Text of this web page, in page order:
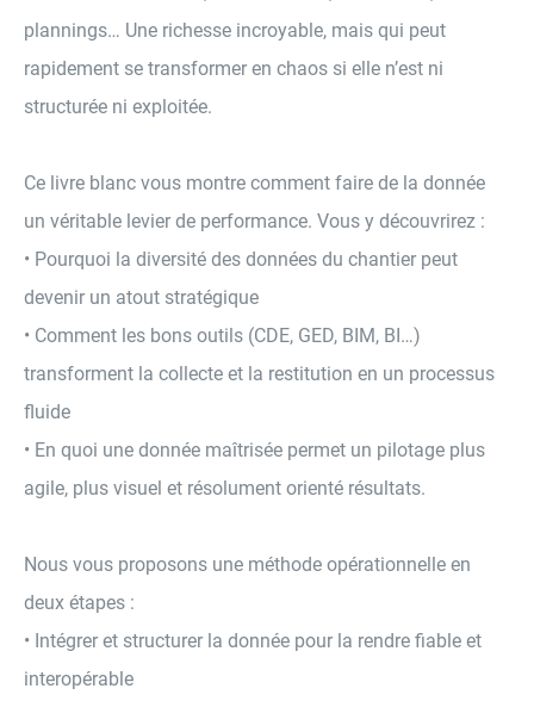
plannings… Une richesse incroyable, mais qui peut
rapidement se transformer en chaos si elle n’est ni
structurée ni exploitée.
Ce livre blanc vous montre comment faire de la donnée
un véritable levier de performance. Vous y découvrirez :
• Pourquoi la diversité des données du chantier peut
devenir un atout stratégique
• Comment les bons outils (CDE, GED, BIM, BI…)
transforment la collecte et la restitution en un processus
fluide
• En quoi une donnée maîtrisée permet un pilotage plus
agile, plus visuel et résolument orienté résultats.
Nous vous proposons une méthode opérationnelle en
deux étapes :
• Intégrer et structurer la donnée pour la rendre fiable et
interopérable